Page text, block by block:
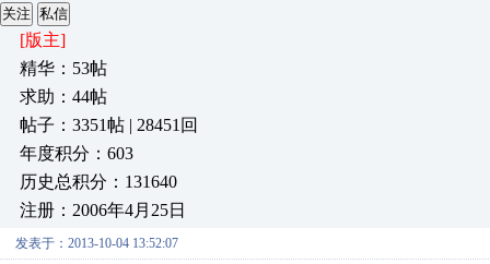
关注 私信
[版主]
精华：53帖
求助：44帖
帖子：3351帖 | 28451回
年度积分：603
历史总积分：131640
注册：2006年4月25日
发表于：2013-10-04 13:52:07